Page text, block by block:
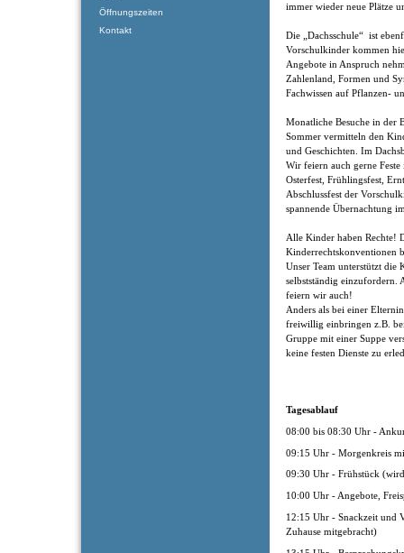
immer wieder neue Plätze
Die „Dachsschule“ ist
Vorschulkinder kommen
Angebote in Anspruch
Zahlenland, Formen und
Fachwissen auf Pflanzen-
Monatliche Besuche in der
Sommer vermitteln den
und Geschichten. Im
Wir feiern auch gerne
Osterfest, Frühlingsfest,
Abschlussfest der
spannende Übernachtung
Alle Kinder haben Rechte!
Kinderrechtskonventionen
Unser Team unterstützt die
selbstständig einzufordern.
feiern wir auch!
Anders als bei einer
freiwillig einbringen z.B.
Gruppe mit einer Suppe
keine festen Dienste zu
Tagesablauf
08:00 bis 08:30 Uhr -
09:15 Uhr - Morgenkreis
09:30 Uhr - Frühstück
10:00 Uhr - Angebote,
12:15 Uhr - Snackzeit und
Zuhause mitgebracht)
Öffnungszeiten
Kontakt